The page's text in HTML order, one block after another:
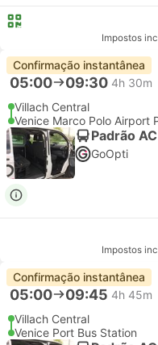
Impostos
Confirmação instantânea
05:00 09:30 4h 30m
Villach Central
Venice Marco Polo Airport
Padrão
GoOpti
Impostos
Confirmação instantânea
05:00 09:45 4h 45m
Villach Central
Venice Port Bus Station